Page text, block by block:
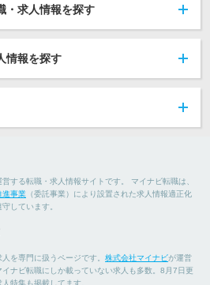
・求人情報を探す
情報を探す
営する転職・求人情報サイトです。 マイナビ転職は、
進事業 （委託事業）により設置された求人情報適正化
しています。
を専門に扱うページです。 株式会社マイナビが運営
ナビ転職にしか載っていない求人も多数。8月7日更
特集も掲載してます。